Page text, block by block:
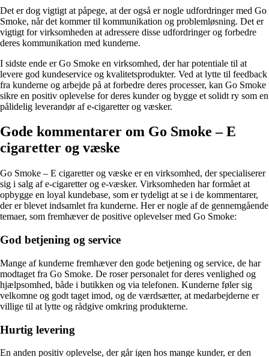
Det er dog vigtigt at påpege, at der også er nogle udfordringer med Go
Smoke, når det kommer til kommunikation og problemløsning. Det er
vigtigt for virksomheden at adressere disse udfordringer og forbedre
deres kommunikation med kunderne.
I sidste ende er Go Smoke en virksomhed, der har potentiale til at
levere god kundeservice og kvalitetsprodukter. Ved at lytte til feedback
fra kunderne og arbejde på at forbedre deres processer, kan Go Smoke
sikre en positiv oplevelse for deres kunder og bygge et solidt ry som en
pålidelig leverandør af e-cigaretter og væsker.
Gode kommentarer om Go Smoke – E
cigaretter og væske
Go Smoke – E cigaretter og væske er en virksomhed, der specialiserer
sig i salg af e-cigaretter og e-væsker. Virksomheden har formået at
opbygge en loyal kundebase, som er tydeligt at se i de kommentarer,
der er blevet indsamlet fra kunderne. Her er nogle af de gennemgående
temaer, som fremhæver de positive oplevelser med Go Smoke:
God betjening og service
Mange af kunderne fremhæver den gode betjening og service, de har
modtaget fra Go Smoke. De roser personalet for deres venlighed og
hjælpsomhed, både i butikken og via telefonen. Kunderne føler sig
velkomne og godt taget imod, og de værdsætter, at medarbejderne er
villige til at lytte og rådgive omkring produkterne.
Hurtig levering
En anden positiv oplevelse, der går igen hos mange kunder, er den